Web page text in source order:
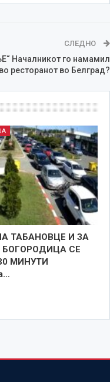
СЛЕДНО
Началникот го намамил
ресторанот во Белград?
ТАБАНОВЦЕ И ЗА
БОГОРОДИЦА СЕ
МИНУТИ